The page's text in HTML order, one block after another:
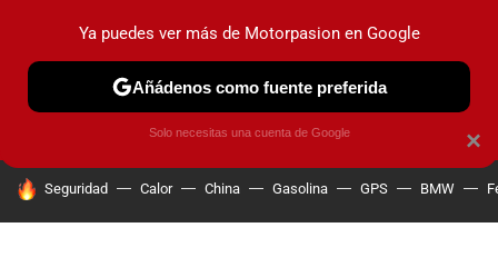
PRUEBAS COCHES ELÉCTRICOS OBSERVATORIO
HOY SE HABLA DE
Seguridad Calor China Gasolina GPS BMW
×
Ya puedes ver más de Motorpasion en Google
Añádenos como fuente preferida
Solo necesitas una cuenta de Google